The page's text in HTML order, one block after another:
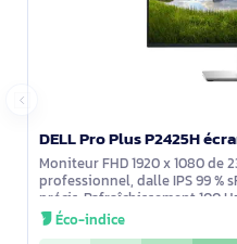
Moniteur FHD 1920 x 1080 de
professionnel, dalle IPS 99 %
précis. Rafraîchissement 100
Éco-indice